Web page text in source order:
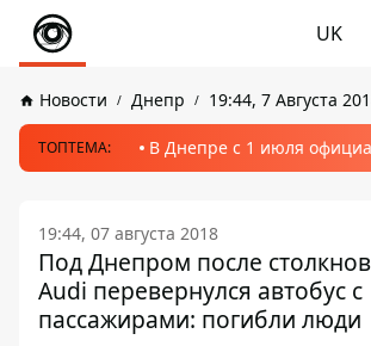
UK
Новости Днепр 19:44, 7 Августа
ТОПТЕМА: В Днепре с 1 июля
19:44, 07 августа 2018
Под Днепром после
Audi перевернулся автобус с
пассажирами: погибли люди